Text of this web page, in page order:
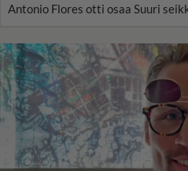
Antonio Flores otti osaa Suuri